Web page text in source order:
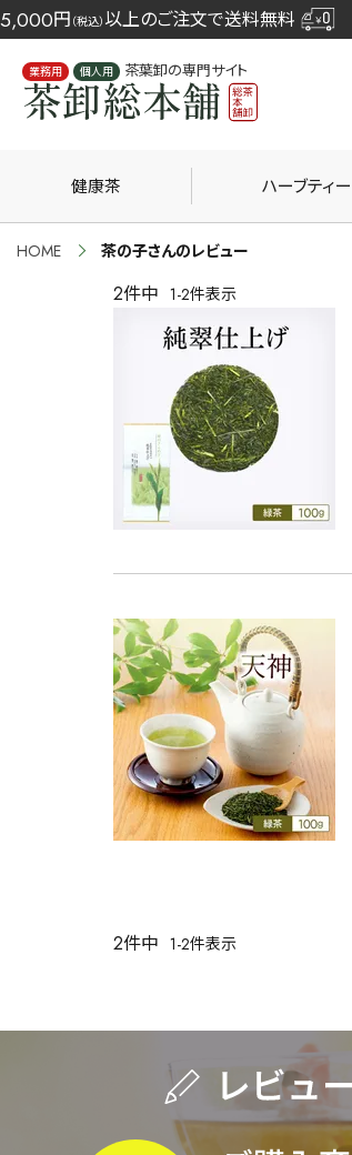
5,000円 （税込） 以上のご注文で送料無料
業務用 個人用 茶葉卸の専門サイト
お試し
予算・価
健康茶 ハーブティー
HOME 茶の子さんのレビュー
2件中 1-2件表示
2件中 1-2件表示